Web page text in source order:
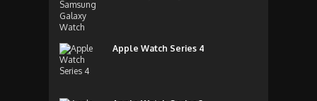
Apple Watch Series 4